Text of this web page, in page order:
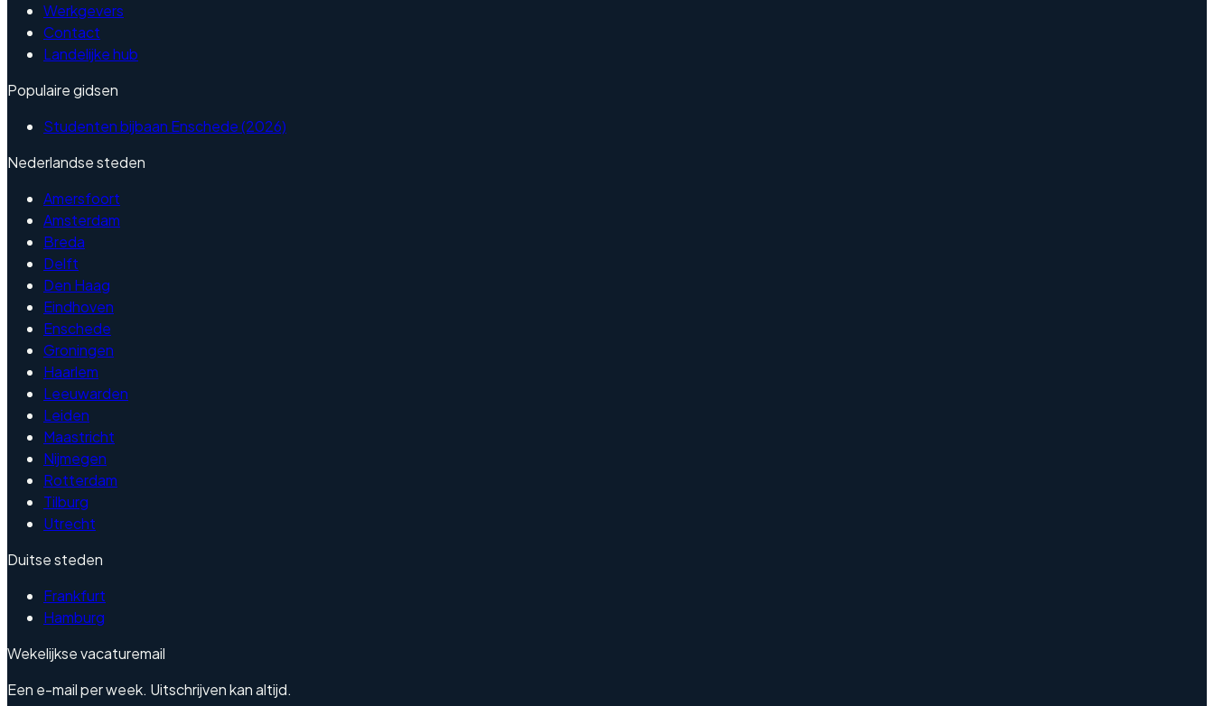
Werkgevers
Contact
Landelijke hub
Populaire gidsen
Studenten bijbaan Enschede (2026)
Nederlandse steden
Amersfoort
Amsterdam
Breda
Delft
Den Haag
Eindhoven
Enschede
Groningen
Haarlem
Leeuwarden
Leiden
Maastricht
Nijmegen
Rotterdam
Tilburg
Utrecht
Duitse steden
Frankfurt
Hamburg
Wekelijkse vacaturemail
Een e-mail per week. Uitschrijven kan altijd.